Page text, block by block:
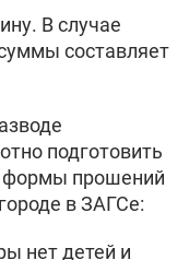
В случае
составляет
подготовить
формы прошений
в ЗАГСе:
нет детей и